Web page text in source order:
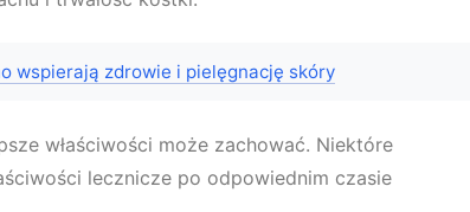
wspierają zdrowie i pielęgnację skóry
właściwości może zachować. Niektóre
lecznicze po odpowiednim czasie